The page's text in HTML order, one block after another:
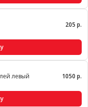
205 р.
левый 1050 р.